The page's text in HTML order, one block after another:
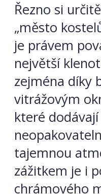
Řezno si
„město
je právem
největší
zejména díky
vitrážovým
které
tajemnou
zážitkem je i
chrámového